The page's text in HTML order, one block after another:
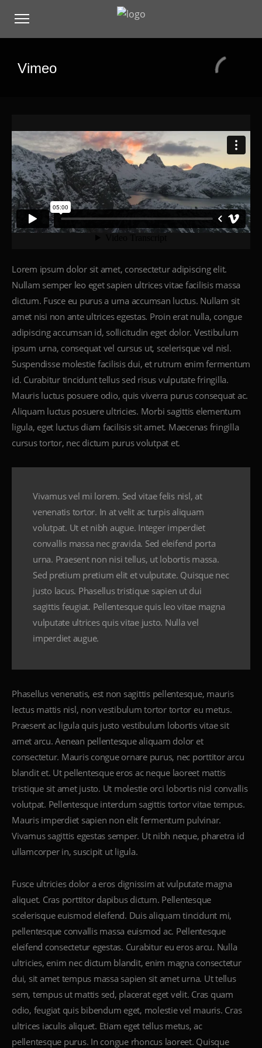
Vimeo
Lorem ipsum dolor sit amet, consectetur adipiscing elit.
Nullam semper leo eget sapien ultrices vitae facilisis massa
dictum. Fusce eu purus a urna accumsan luctus. Nullam sit
amet nisi non ante ultrices egestas. Proin erat nulla, congue
adipiscing accumsan id, sollicitudin eget dolor. Vestibulum
ipsum urna, consequat vel cursus ut, scelerisque vel nisl.
Suspendisse molestie facilisis dui, et rutrum enim fermentum
id. Curabitur tincidunt tellus sed risus vulputate fringilla.
Mauris luctus posuere odio, quis viverra purus consequat ac.
Aliquam luctus posuere ultricies. Morbi sagittis elementum
ligula, eget luctus diam facilisis sit amet. Maecenas fringilla
cursus tortor, nec dictum purus volutpat et.
Vivamus vel mi lorem. Sed vitae felis nisl, at
venenatis tortor. In at velit ac turpis aliquam
volutpat. Ut et nibh augue. Integer imperdiet
convallis massa nec gravida. Sed eleifend porta
urna. Praesent non nisi tellus, ut lobortis massa.
Sed pretium pretium elit et vulputate. Quisque nec
justo lacus. Phasellus tristique sapien ut dui
sagittis feugiat. Pellentesque quis leo vitae magna
vulputate ultrices quis vitae justo. Nulla vel
imperdiet augue.
Phasellus venenatis, est non sagittis pellentesque, mauris
lectus mattis nisl, non vestibulum tortor tortor eu metus.
Praesent ac ligula quis justo vestibulum lobortis vitae sit
amet arcu. Aenean pellentesque aliquam dolor et
consectetur. Mauris congue ornare purus, nec porttitor arcu
blandit et. Ut pellentesque eros ac neque laoreet mattis
tristique sit amet justo. Ut molestie orci lobortis nisl convallis
volutpat. Pellentesque interdum sagittis tortor vitae tempus.
Mauris imperdiet sapien non elit fermentum pulvinar.
Vivamus sagittis egestas semper. Ut nibh neque, pharetra id
ullamcorper in, suscipit ut ligula.
Fusce ultricies dolor a eros dignissim at vulputate magna
aliquet. Cras porttitor dapibus dictum. Pellentesque
scelerisque euismod eleifend. Duis aliquam tincidunt mi,
pellentesque convallis massa euismod ac. Pellentesque
eleifend consectetur egestas. Curabitur eu eros arcu. Nulla
ultricies, enim nec dictum blandit, enim magna consectetur
dui, sit amet tempus massa sapien sit amet urna. Ut tellus
sem, tempus ut mattis sed, placerat eget velit. Cras quam
odio, feugiat quis bibendum eget, molestie vel mauris. Cras
ultrices iaculis aliquet. Etiam eget tellus metus, ac
pellentesque purus. In congue rhoncus laoreet. Quisque